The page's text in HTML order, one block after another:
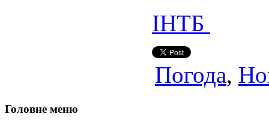
ІНТБ
Погода,
Головне меню